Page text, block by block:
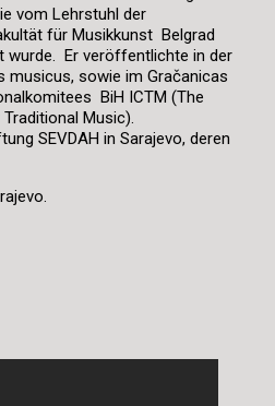
vom Lehrstuhl der
für Musikkunst Belgrad
wurde. Er veröffentlichte in der
musicus, sowie im Gračanicas
BiH ICTM (The
Music).
SEVDAH in Sarajevo, deren